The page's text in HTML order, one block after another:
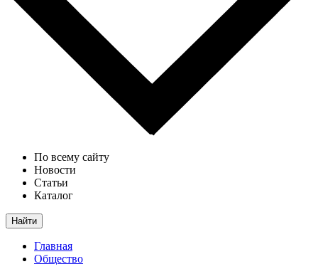
По всему сайту
Новости
Статьи
Каталог
Найти
Главная
Общество